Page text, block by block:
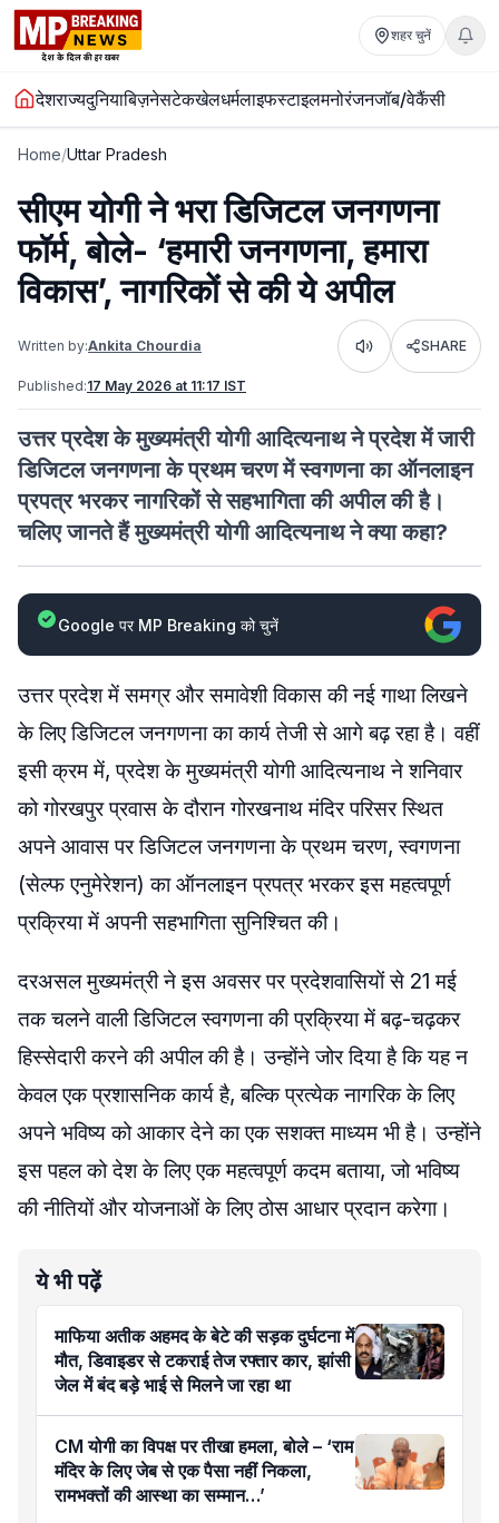
शहर चुनें
देशराज्यदुनियाबिज़नेसटेकखेलधर्मलाइफस्टाइलमनोरंजनजॉब/वेकैंसी
Home/Uttar Pradesh
सीएम योगी ने भरा डिजिटल जनगणना
फॉर्म, बोले- ‘हमारी जनगणना, हमारा
विकास’, नागरिकों से की ये अपील
Written by:Ankita Chourdia Listen SHARE
Published:17 May 2026 at 11:17 IST
उत्तर प्रदेश के मुख्यमंत्री योगी आदित्यनाथ ने प्रदेश में जारी
डिजिटल जनगणना के प्रथम चरण में स्वगणना का ऑनलाइन
प्रपत्र भरकर नागरिकों से सहभागिता की अपील की है।
चलिए जानते हैं मुख्यमंत्री योगी आदित्यनाथ ने क्या कहा?
Google पर MP Breaking को चुनें
उत्तर प्रदेश में समग्र और समावेशी विकास की नई गाथा लिखने
के लिए डिजिटल जनगणना का कार्य तेजी से आगे बढ़ रहा है। वहीं
इसी क्रम में, प्रदेश के मुख्यमंत्री योगी आदित्यनाथ ने शनिवार
को गोरखपुर प्रवास के दौरान गोरखनाथ मंदिर परिसर स्थित
अपने आवास पर डिजिटल जनगणना के प्रथम चरण, स्वगणना
(सेल्फ एनुमेरेशन) का ऑनलाइन प्रपत्र भरकर इस महत्वपूर्ण
प्रक्रिया में अपनी सहभागिता सुनिश्चित की।
दरअसल मुख्यमंत्री ने इस अवसर पर प्रदेशवासियों से 21 मई
तक चलने वाली डिजिटल स्वगणना की प्रक्रिया में बढ़-चढ़कर
हिस्सेदारी करने की अपील की है। उन्होंने जोर दिया है कि यह न
केवल एक प्रशासनिक कार्य है, बल्कि प्रत्येक नागरिक के लिए
अपने भविष्य को आकार देने का एक सशक्त माध्यम भी है। उन्होंने
इस पहल को देश के लिए एक महत्वपूर्ण कदम बताया, जो भविष्य
की नीतियों और योजनाओं के लिए ठोस आधार प्रदान करेगा।
ये भी पढ़ें
माफिया अतीक अहमद के बेटे की सड़क दुर्घटना में
मौत, डिवाइडर से टकराई तेज रफ्तार कार, झांसी
जेल में बंद बड़े भाई से मिलने जा रहा था
CM योगी का विपक्ष पर तीखा हमला, बोले – ‘राम
मंदिर के लिए जेब से एक पैसा नहीं निकला,
रामभक्तों की आस्था का सम्मान…’